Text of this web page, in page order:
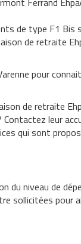
de type F1 Bis
de retraite
pour
de retraite
leur
qui sont
du niveau de
sollicitées pour